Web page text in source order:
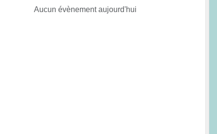
Aucun évènement aujourd'hui